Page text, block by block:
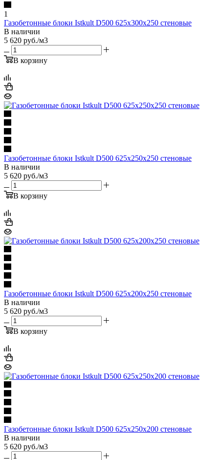
1
Газобетонные блоки Istkult D500 625х300х250 стеновые
В наличии
5 620 руб./м3
В корзину
Газобетонные блоки Istkult D500 625х250х250 стеновые
В наличии
5 620 руб./м3
В корзину
Газобетонные блоки Istkult D500 625х200х250 стеновые
В наличии
5 620 руб./м3
В корзину
Газобетонные блоки Istkult D500 625х250х200 стеновые
В наличии
5 620 руб./м3